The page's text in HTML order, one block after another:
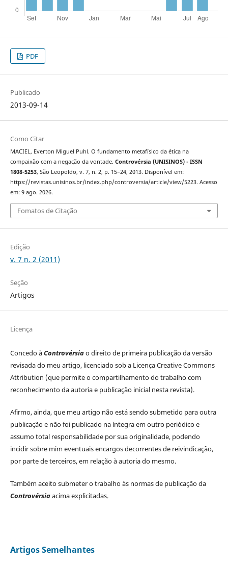
PDF
Publicado
2013-09-14
Como Citar
MACIEL, Everton Miguel Puhl. O fundamento metafísico da ética na
compaixão com a negação da vontade. Controvérsia (UNISINOS) - ISSN
1808-5253, São Leopoldo, v. 7, n. 2, p. 15–24, 2013. Disponível em:
https://revistas.unisinos.br/index.php/controversia/article/view/5223. Acesso
em: 9 ago. 2026.
Fomatos de Citação
Edição
v. 7 n. 2 (2011)
Seção
Artigos
Licença
Concedo àControvérsiao direito de primeira publicação da versão
revisada do meu artigo, licenciado sob a Licença Creative Commons
Attribution (que permite o compartilhamento do trabalho com
reconhecimento da autoria e publicação inicial nesta revista).
Afirmo, ainda, que meu artigo não está sendo submetido para outra
publicação e não foi publicado na íntegra em outro periódico e
assumo total responsabilidade por sua originalidade, podendo
incidir sobre mim eventuais encargos decorrentes de reivindicação,
por parte de terceiros, em relação à autoria do mesmo.
Também aceito submeter o trabalho às normas de publicação da
Controvérsiaacima explicitadas.
Artigos Semelhantes